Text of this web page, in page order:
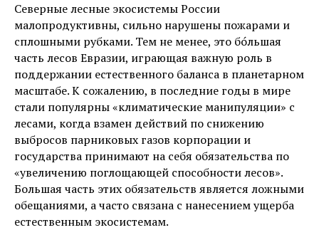
Северные лесные экосистемы России
малопродуктивны, сильно нарушены пожарами и
сплошными рубками. Тем не менее, это бо́льшая
часть лесов Евразии, играющая важную роль в
поддержании естественного баланса в планетарном
масштабе. К сожалению, в последние годы в мире
стали популярны «климатические манипуляции» с
лесами, когда взамен действий по снижению
выбросов парниковых газов корпорации и
государства принимают на себя обязательства по
«увеличению поглощающей способности лесов».
Большая часть этих обязательств является ложными
обещаниями, а часто связана с нанесением ущерба
естественным экосистемам.